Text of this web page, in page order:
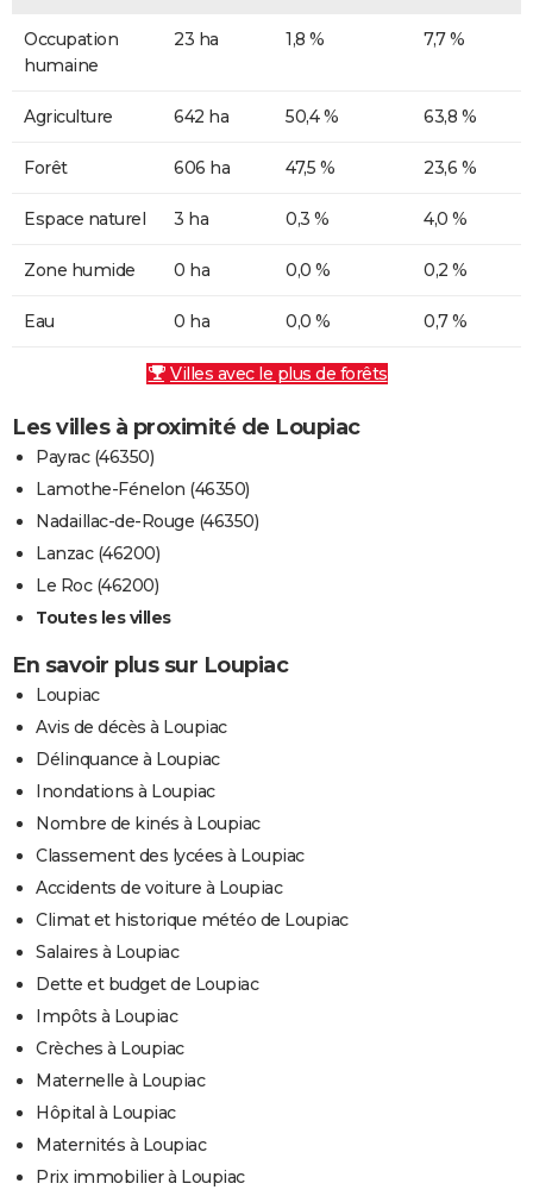
Occupation
humaine
23 ha 1,8 % 7,7 %
Agriculture 642 ha 50,4 % 63,8 %
Forêt 606 ha 47,5 % 23,6 %
Espace naturel 3 ha 0,3 % 4,0 %
Zone humide 0 ha 0,0 % 0,2 %
Eau 0 ha 0,0 % 0,7 %
Villes avec le plus de forêts
Les villes à proximité de Loupiac
Payrac (46350)
Lamothe-Fénelon (46350)
Nadaillac-de-Rouge (46350)
Lanzac (46200)
Le Roc (46200)
Toutes les villes
En savoir plus sur Loupiac
Loupiac
Avis de décès à Loupiac
Délinquance à Loupiac
Inondations à Loupiac
Nombre de kinés à Loupiac
Classement des lycées à Loupiac
Accidents de voiture à Loupiac
Climat et historique météo de Loupiac
Salaires à Loupiac
Dette et budget de Loupiac
Impôts à Loupiac
Crèches à Loupiac
Maternelle à Loupiac
Hôpital à Loupiac
Maternités à Loupiac
Prix immobilier à Loupiac